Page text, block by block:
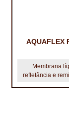
AQUAFLEX
Membrana
refletância e